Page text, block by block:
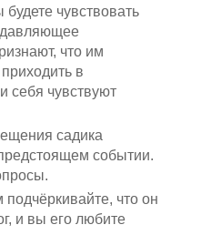
чувствовать
что им
в
себя чувствуют
садика
событии.
что он
и вы его любите